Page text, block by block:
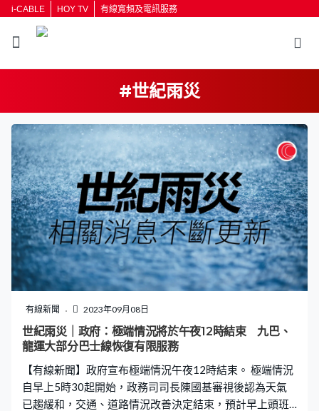
i-CABLE HOY TV 有線寬頻及電訊服務
#世紀雨災
按輸入鍵開始搜尋
有線新聞 2023年09月08日
世紀雨災｜政府：極端情況將於午夜12時結束 九巴、
龍運大部分巴士線恢復有限服務
【有線新聞】政府宣布極端情況午夜12時結束。 極端情況
自早上5時30起開始，政務司司長陳國基審視後認為天氣
已趨緩和，交通、道路情況改善決定結束，預計早上頭班